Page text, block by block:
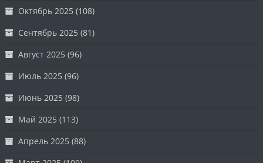
Октябрь 2025 (108)
Сентябрь 2025 (81)
Август 2025 (96)
Июль 2025 (96)
Июнь 2025 (98)
Май 2025 (113)
Апрель 2025 (88)